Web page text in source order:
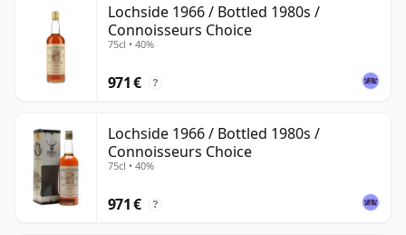
Lochside 1966 / Bottled 1980s /
Connoisseurs Choice
75cl • 40%
971 € ?
Lochside 1966 / Bottled 1980s /
Connoisseurs Choice
75cl • 40%
971 € ?